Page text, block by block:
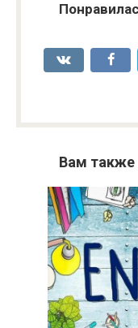
Вам также